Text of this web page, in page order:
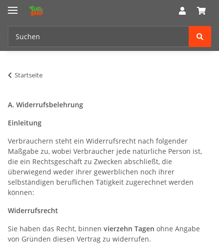
Startseite
A. Widerrufsbelehrung
Einleitung
Verbrauchern steht ein Widerrufsrecht nach folgender
Maßgabe zu, wobei Verbraucher jede natürliche Person ist,
die ein Rechtsgeschäft zu Zwecken abschließt, die
überwiegend weder ihrer gewerblichen noch ihrer
selbständigen beruflichen Tätigkeit zugerechnet werden
können:
Widerrufsrecht
Sie haben das Recht, binnen vierzehn Tagen ohne Angabe
von Gründen diesen Vertrag zu widerrufen.